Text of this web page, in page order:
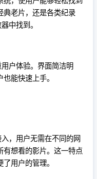
典老片，还是各类纪录
中找到。
户体验。界面简洁明
能快速上手。
，用户无需在不同的网
有想看的影片。这一特点
用户的管理。